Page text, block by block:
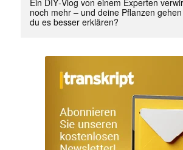
noch mehr – und deine Pflanzen
du es besser erklären?